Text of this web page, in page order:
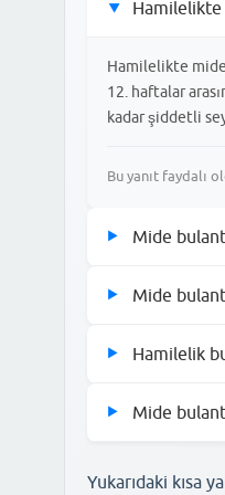
▶ Hamilelikte
Hamilelikte
12. haftalar
kadar şiddetli
Bu yanıt faydalı
▶ Mide
yaşandığı
▶ Mide
beslenmesini
▶ Hamilelik
uygulanır.
▶ Mide
gibi daha hafif
Yukarıdaki kısa